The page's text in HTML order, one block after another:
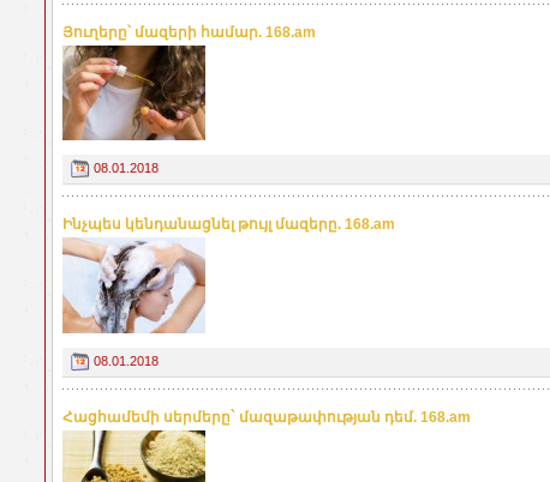
Յուղերը՝ մազերի համար. 168.am
08.01.2018
Ինչպես կենդանացնել թույլ մազերը. 168.am
08.01.2018
Հացհամեմի սերմերը` մազաթափության դեմ. 168.am